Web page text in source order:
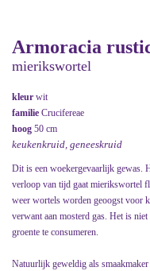
Armoracia
mierikswortel
kleur wit
familie Crucifereae
hoog 50 cm
keukenkruid, geneeskruid
Dit is een woekergevaarlijk gewas.
verloop van tijd gaat mierikswortel
weer wortels worden geoogst voor
verwant aan mosterd gas. Het is
groente te consumeren.
Natuurlijk geweldig als smaakmaker